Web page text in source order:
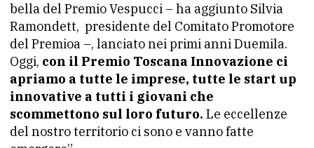
bella del Premio Vespucci – ha aggiunto Silvia
Ramondett, presidente del Comitato Promotore
del Premioa –, lanciato nei primi anni Duemila.
Oggi, con il Premio Toscana Innovazione ci
apriamo a tutte le imprese, tutte le start up
innovative a tutti i giovani che
scommettono sul loro futuro. Le eccellenze
del nostro territorio ci sono e vanno fatte